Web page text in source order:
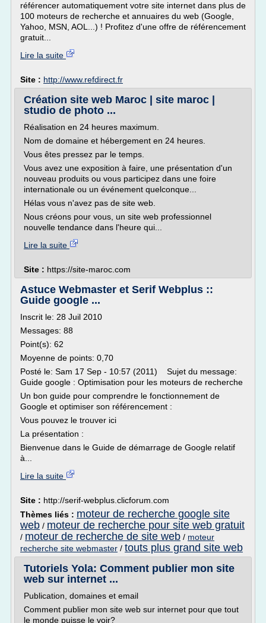
référencer automatiquement votre site internet dans plus de
100 moteurs de recherche et annuaires du web (Google,
Yahoo, MSN, AOL...) ! Profitez d'une offre de référencement
gratuit...
Lire la suite
Site : http://www.refdirect.fr
Création site web Maroc | site maroc |
studio de photo ...
Réalisation en 24 heures maximum.
Nom de domaine et hébergement en 24 heures.
Vous êtes pressez par le temps.
Vous avez une exposition à faire, une présentation d'un
nouveau produits ou vous participez dans une foire
internationale ou un événement quelconque...
Hélas vous n'avez pas de site web.
Nous créons pour vous, un site web professionnel
nouvelle tendance dans l'heure qui...
Lire la suite
Site : https://site-maroc.com
Astuce Webmaster et Serif Webplus ::
Guide google ...
Inscrit le: 28 Juil 2010
Messages: 88
Point(s): 62
Moyenne de points: 0,70
Posté le: Sam 17 Sep - 10:57 (2011) Sujet du message:
Guide google : Optimisation pour les moteurs de recherche
Un bon guide pour comprendre le fonctionnement de
Google et optimiser son référencement :
Vous pouvez le trouver ici
La présentation :
Bienvenue dans le Guide de démarrage de Google relatif
à...
Lire la suite
Site : http://serif-webplus.clicforum.com
Thèmes liés : moteur de recherche google site
web / moteur de recherche pour site web gratuit
/ moteur de recherche de site web / moteur
recherche site webmaster / touts plus grand site web
Tutoriels Yola: Comment publier mon site
web sur internet ...
Publication, domaines et email
Comment publier mon site web sur internet pour que tout
le monde puisse le voir?